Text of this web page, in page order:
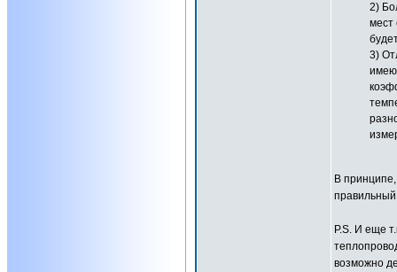
2)
мест
3)
В
правильный
P.S. И еще
возможно